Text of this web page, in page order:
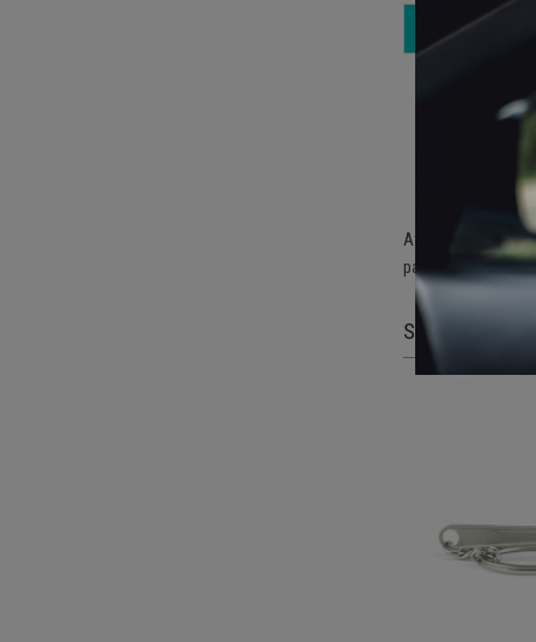
Atslēgu piekariņš
paredzēts vairāku
SAISTĪTĀS